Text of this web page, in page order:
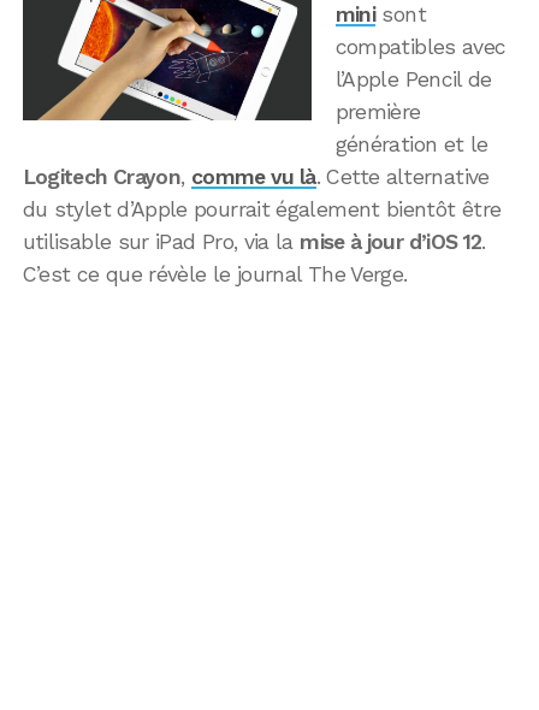
minisont
compatibles avec
l’Apple Pencil de
première
génération et le
Logitech Crayon, comme vu là. Cette alternative
du stylet d’Apple pourrait également bientôt être
utilisable sur iPad Pro, via la mise à jour d’iOS 12.
C’est ce que révèle le journal The Verge.